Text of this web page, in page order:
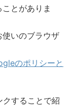
とがありま
いのブラウザ
のポリシーと
することで紹